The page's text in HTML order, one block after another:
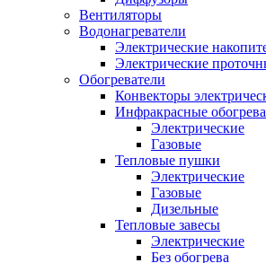
Вентиляторы
Водонагреватели
Электрические
Электрические
Обогреватели
Конвекторы
Инфракрасные
Электрические
Газовые
Тепловые пушки
Электрические
Газовые
Дизельные
Тепловые завесы
Электрические
Без обогрева